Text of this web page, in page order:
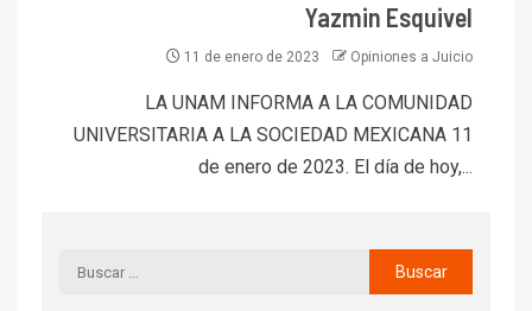
Yazmin Esquivel
11 de enero de 2023 Opiniones a Juicio
LA UNAM INFORMA A LA COMUNIDAD
UNIVERSITARIA A LA SOCIEDAD MEXICANA 11
de enero de 2023. El día de hoy,...